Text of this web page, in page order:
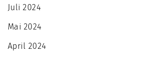
Juli 2024
Mai 2024
April 2024